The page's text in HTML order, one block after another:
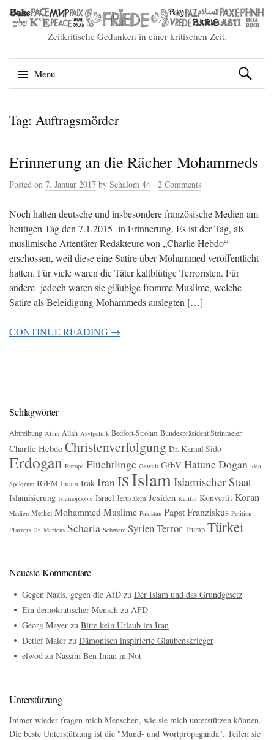
Zeitkritische Gedanken in einer kritischen Zeit.
Menu
to
content
Suchen
nach:
Tag: Auftragsmörder
Erinnerung an die Rächer Mohammeds
Posted on 7. Januar 2017 by Schalom 44 · 2 Comments
Noch halten deutsche und insbesondere französische Medien am
heutigen Tag den 7.1.2015 in Erinnerung. Es ist der Tag, als
muslimische Attentäter Redakteure von „Charlie Hebdo“
erschossen, weil diese eine Satire über Mohammed veröffentlicht
hatten. Für viele waren die Täter kaltblütige Terroristen. Für
andere jedoch waren sie gläubige fromme Muslime, welche
Satire als Beleidigung Mohammeds auslegten […]
CONTINUE READING →
Schlagwörter
Abtreibung Afrin Allah Asylpolitik Bedfort-Strohm Bundespräsident Steinmeier
Charlie Hebdo Christenverfolgung Dr. Kamal Sido
Erdogan Europa Flüchtlinge Gewalt GfbV Hatune Dogan idea
Spektrum IGFM Imam Irak IranISIslamIslamischer Staat
Islamisierung Islamophobie Israel Jerusalem Jesiden Kalifat Konvertit Koran
Medien Merkel Mohammed Muslime Pakistan Papst Franziskus Petition
Pfarrers Dr. Martens Scharia Schweiz SyrienTerror Trump Türkei
Neueste Kommentare
Gegen Nazis, gegen die AfD zu Der Islam und das Grundgesetz
Ein demokratischer Mensch zu AFD
Georg Mayer zu Bitte kein Urlaub im Iran
Detlef Maier zu Dämonisch inspirierte Glaubenskrieger
elwod zu Nassim Ben Iman in Not
Unterstützung
Immer wieder fragen mich Menschen, wie sie mich unterstützen können.
Die beste Unterstützung ist die "Mund- und Wortpropaganda". Teilen sie